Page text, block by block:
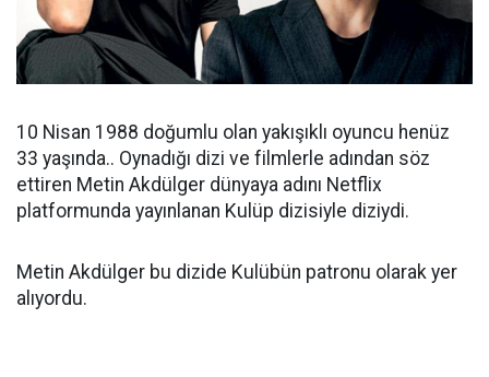
10 Nisan 1988 doğumlu olan yakışıklı oyuncu henüz
33 yaşında.. Oynadığı dizi ve filmlerle adından söz
ettiren Metin Akdülger dünyaya adını Netflix
platformunda yayınlanan Kulüp dizisiyle diziydi.
Metin Akdülger bu dizide Kulübün patronu olarak yer
alıyordu.